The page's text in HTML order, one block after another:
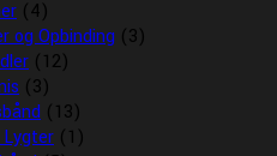
(4)
og Opbinding (3)
(12)
(3)
(13)
Lygter (1)